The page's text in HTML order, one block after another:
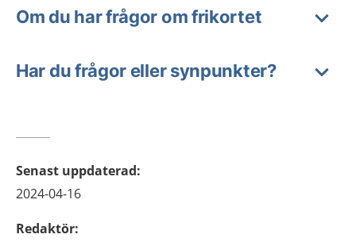
Om du har frågor om frikortet
Har du frågor eller synpunkter?
Senast uppdaterad:
2024-04-16
Redaktör: